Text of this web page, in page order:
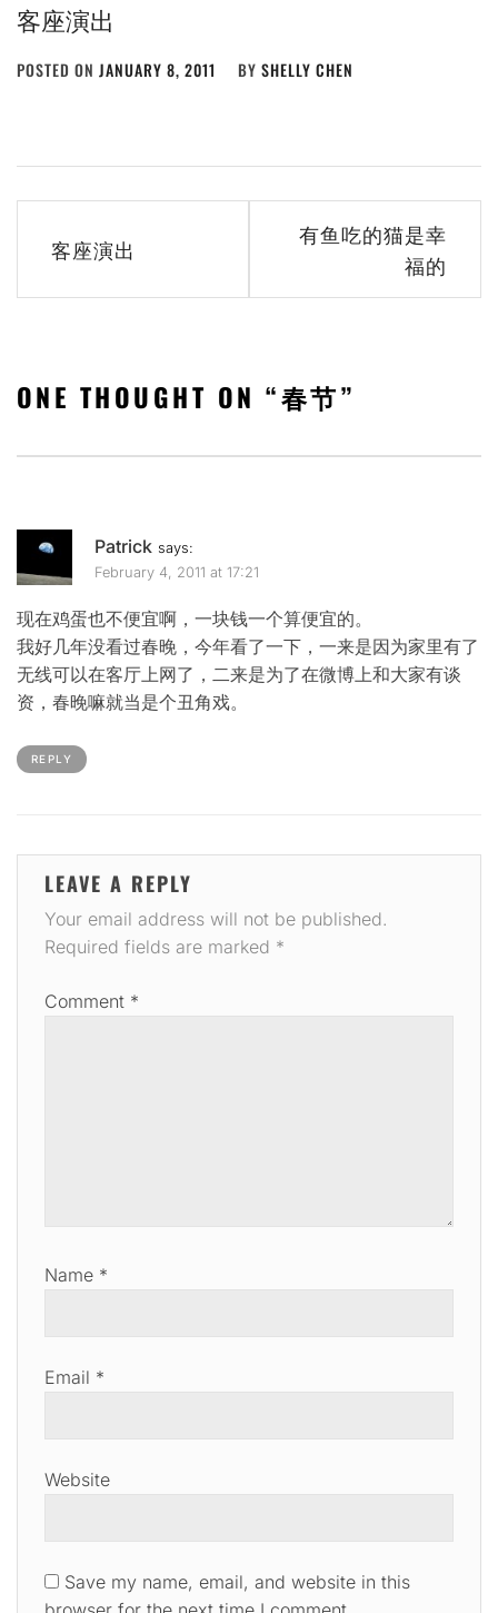
客座演出
POSTED ON JANUARY 8, 2011 BY SHELLY CHEN
navigation
客座演出
有鱼吃的猫是幸
福的
ONE THOUGHT ON “春节”
Patrick says:
February 4, 2011 at 17:21
现在鸡蛋也不便宜啊，一块钱一个算便宜的。
我好几年没看过春晚，今年看了一下，一来是因为家里有了
无线可以在客厅上网了，二来是为了在微博上和大家有谈
资，春晚嘛就当是个丑角戏。
REPLY
LEAVE A REPLY
Your email address will not be published.
Required fields are marked *
Comment *
Name *
Email *
Website
Save my name, email, and website in this